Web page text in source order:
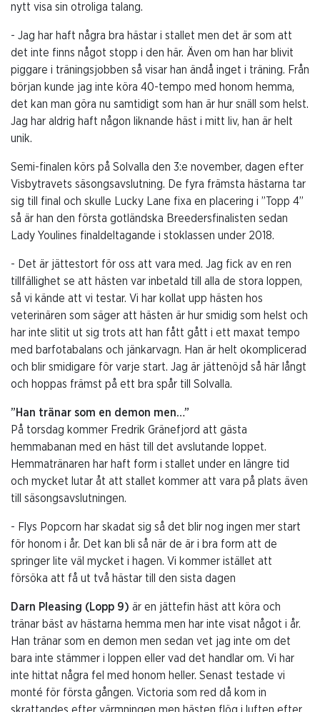
nytt visa sin otroliga talang.
- Jag har haft några bra hästar i stallet men det är som att
det inte finns något stopp i den här. Även om han har blivit
piggare i träningsjobben så visar han ändå inget i träning. Från
början kunde jag inte köra 40-tempo med honom hemma,
det kan man göra nu samtidigt som han är hur snäll som helst.
Jag har aldrig haft någon liknande häst i mitt liv, han är helt
unik.
Semi-finalen körs på Solvalla den 3:e november, dagen efter
Visbytravets säsongsavslutning. De fyra främsta hästarna tar
sig till final och skulle Lucky Lane fixa en placering i ”Topp 4”
så är han den första gotländska Breedersfinalisten sedan
Lady Youlines finaldeltagande i stoklassen under 2018.
- Det är jättestort för oss att vara med. Jag fick av en ren
tillfällighet se att hästen var inbetald till alla de stora loppen,
så vi kände att vi testar. Vi har kollat upp hästen hos
veterinären som säger att hästen är hur smidig som helst och
har inte slitit ut sig trots att han fått gått i ett maxat tempo
med barfotabalans och jänkarvagn. Han är helt okomplicerad
och blir smidigare för varje start. Jag är jättenöjd så här långt
och hoppas främst på ett bra spår till Solvalla.
”Han tränar som en demon men…”
På torsdag kommer Fredrik Gränefjord att gästa
hemmabanan med en häst till det avslutande loppet.
Hemmatränaren har haft form i stallet under en längre tid
och mycket lutar åt att stallet kommer att vara på plats även
till säsongsavslutningen.
- Flys Popcorn har skadat sig så det blir nog ingen mer start
för honom i år. Det kan bli så när de är i bra form att de
springer lite väl mycket i hagen. Vi kommer istället att
försöka att få ut två hästar till den sista dagen
Darn Pleasing (Lopp 9) är en jättefin häst att köra och
tränar bäst av hästarna hemma men har inte visat något i år.
Han tränar som en demon men sedan vet jag inte om det
bara inte stämmer i loppen eller vad det handlar om. Vi har
inte hittat några fel med honom heller. Senast testade vi
monté för första gången. Victoria som red då kom in
skrattandes efter värmningen men hästen flög i luften efter